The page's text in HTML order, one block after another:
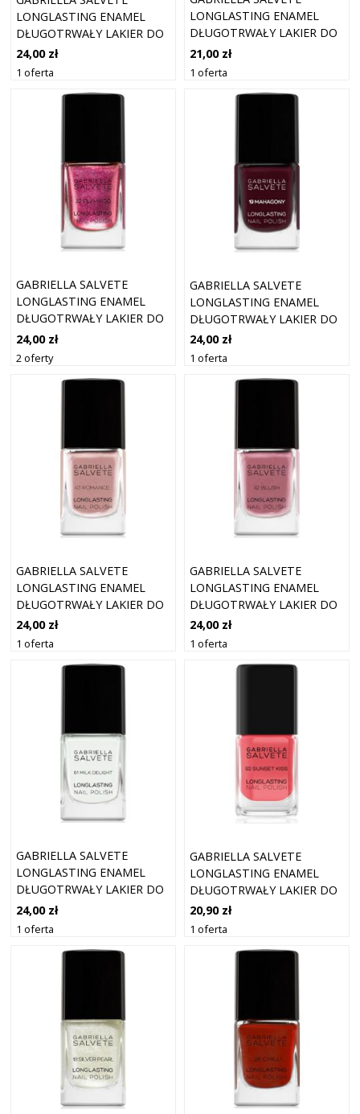
LONGLASTING ENAMEL
DŁUGOTRWAŁY LAKIER DO
PAZNOKCI Z BROKATEM
ODCIEŃ 50 MAGIC FAIRY 11
24,00 zł
1 oferta
LONGLASTING ENAMEL
DŁUGOTRWAŁY LAKIER DO
PAZNOKCI Z BROKATEM
ODCIEŃ 80 PINKY PROMISE
21,00 zł
1 oferta
GABRIELLA SALVETE
LONGLASTING ENAMEL
DŁUGOTRWAŁY LAKIER DO
PAZNOKCI Z BROKATEM
ODCIEŃ 32 FLAMINGO 11
24,00 zł
2 oferty
GABRIELLA SALVETE
LONGLASTING ENAMEL
DŁUGOTRWAŁY LAKIER DO
PAZNOKCI Z WYSOKIM
POŁYSKIEM ODCIEŃ 19
24,00 zł
1 oferta
GABRIELLA SALVETE
LONGLASTING ENAMEL
DŁUGOTRWAŁY LAKIER DO
PAZNOKCI Z WYSOKIM
POŁYSKIEM ODCIEŃ 43
24,00 zł
1 oferta
GABRIELLA SALVETE
LONGLASTING ENAMEL
DŁUGOTRWAŁY LAKIER DO
PAZNOKCI Z WYSOKIM
POŁYSKIEM ODCIEŃ 42
24,00 zł
1 oferta
GABRIELLA SALVETE
LONGLASTING ENAMEL
DŁUGOTRWAŁY LAKIER DO
PAZNOKCI Z WYSOKIM
POŁYSKIEM ODCIEŃ 61
24,00 zł
1 oferta
GABRIELLA SALVETE
LONGLASTING ENAMEL
DŁUGOTRWAŁY LAKIER DO
PAZNOKCI Z WYSOKIM
POŁYSKIEM ODCIEŃ 92
20,90 zł
1 oferta